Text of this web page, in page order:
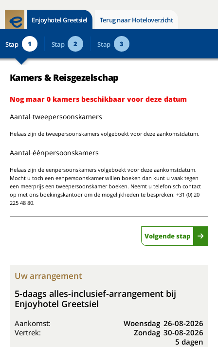
Enjoyhotel Greetsiel Terug naar Hoteloverzicht
Stap 1 Stap 2 Stap 3
Kamers & Reisgezelschap
Nog maar 0 kamers beschikbaar voor deze datum
Aantal tweepersoonskamers
Helaas zijn de tweepersoonskamers volgeboekt voor deze aankomstdatum.
Aantal éénpersoonskamers
Helaas zijn de eenpersoonskamers volgeboekt voor deze aankomstdatum.
Mocht u toch een eenpersoonskamer willen boeken dan kunt u vaak tegen
een meerprijs een tweepersoonskamer boeken. Neemt u telefonisch contact
op met ons boekingskantoor om de mogelijkheden te bespreken: +31 (0) 20
225 48 80.
Volgende stap
Uw arrangement
5-daags alles-inclusief-arrangement bij
Enjoyhotel Greetsiel
Aankomst: Woensdag 26-08-2026
Vertrek:
Zondag 30-08-2026
5 dagen